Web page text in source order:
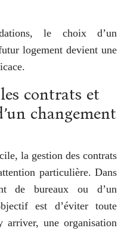
le choix d’un
logement devient une
contrats et
changement
la gestion des contrats
particulière. Dans
de bureaux ou d’un
est d’éviter toute
une organisation